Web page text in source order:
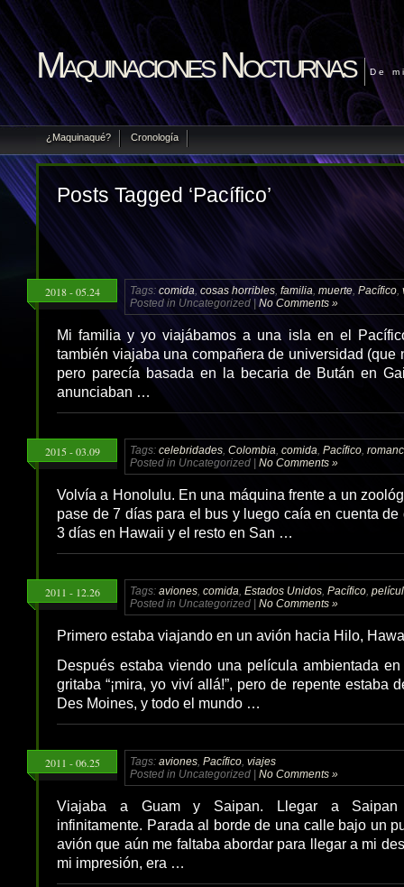
Maquinaciones Nocturnas De
¿Maquinaqué? Cronología
Posts Tagged ‘Pacífico’
2018 - 05.24 Tags: comida cosas horribles familia muerte Pacífico
Posted in Uncategorized | No Comments »
Mi familia y yo viajábamos a una isla en el
también viajaba una compañera de universidad (que
pero parecía basada en la becaria de Bután en
anunciaban …
2015 - 03.09 Tags: celebridades Colombia comida Pacífico
Posted in Uncategorized | No Comments »
Volvía a Honolulu. En una máquina frente a un
pase de 7 días para el bus y luego caía en cuenta
3 días en Hawaii y el resto en San …
2011 - 12.26 Tags: aviones comida Estados Unidos Pacífico
Posted in Uncategorized | No Comments »
Primero estaba viajando en un avión hacia Hilo,
Después estaba viendo una película ambientada
gritaba “¡mira, yo viví allá!”, pero de repente estaba
Des Moines, y todo el mundo …
2011 - 06.25 Tags: aviones Pacífico viajes
Posted in Uncategorized | No Comments »
Viajaba a Guam y Saipan. Llegar a Saipan
infinitamente. Parada al borde de una calle bajo un
avión que aún me faltaba abordar para llegar a mi
mi impresión, era …